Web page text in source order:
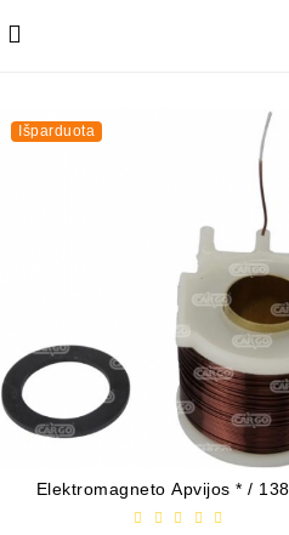
Išparduota
Elektromagneto Apvijos * /